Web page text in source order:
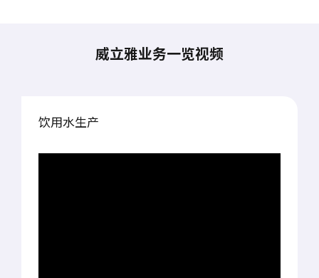
威立雅业务一览视频
饮用水生产